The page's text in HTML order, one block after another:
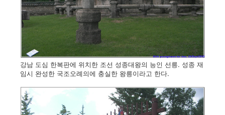
강남 도심 한복판에 위치한 조선 성종대왕의 능인 선릉. 성종 재
임시 완성한 국조오례의에 충실한 왕릉이라고 한다.